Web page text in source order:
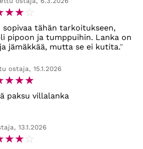
☆☆☆
tähän tarkoitukseen,
pipoon ja tumppuihin. Lanka on
jämäkkää, mutta se ei kutita.
ostaja, 15.1.2026
☆☆☆
paksu villalanka
13.1.2026
☆☆☆